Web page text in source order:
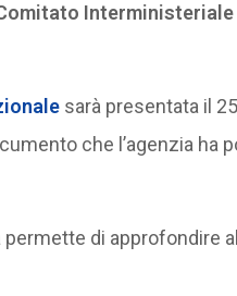
Interministeriale
sarà presentata il
che l’agenzia ha
di approfondire